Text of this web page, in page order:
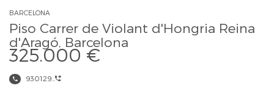
BARCELONA
Piso Carrer de Violant d'Hongria Reina
d'Aragó, Barcelona
325.000 €
930129...